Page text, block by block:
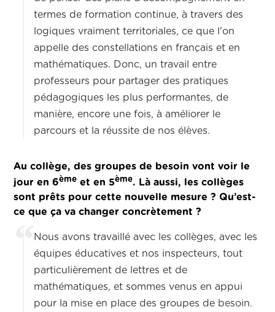
termes de formation continue, à travers des
logiques vraiment territoriales, ce que l'on
appelle des constellations en français et en
mathématiques. Donc, un travail entre
professeurs pour partager des pratiques
pédagogiques les plus performantes, de
manière, encore une fois, à améliorer le
parcours et la réussite de nos élèves.
Au collège, des groupes de besoin vont voir le
jour en 6ème et en 5ème. Là aussi, les collèges
sont prêts pour cette nouvelle mesure ? Qu’est-
ce que ça va changer concrètement ?
Nous avons travaillé avec les collèges, avec les
équipes éducatives et nos inspecteurs, tout
particulièrement de lettres et de
mathématiques, et sommes venus en appui
pour la mise en place des groupes de besoin.